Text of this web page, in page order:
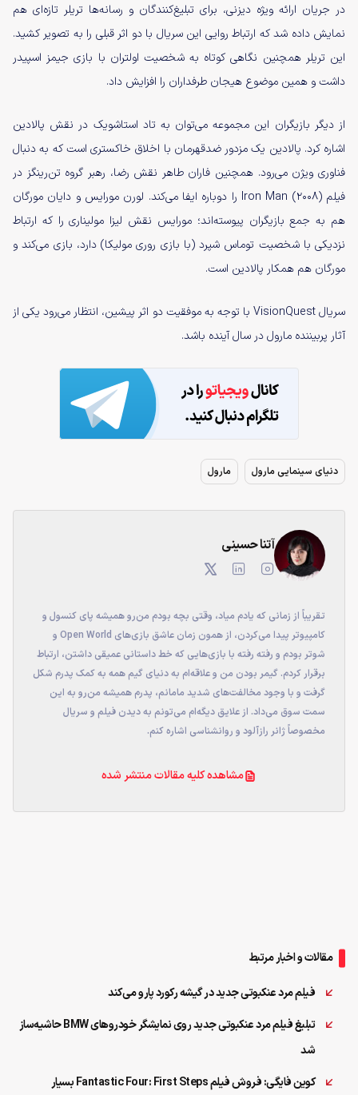
در جریان ارائه ویژه دیزنی، برای تبلیغ‌کنندگان و رسانه‌ها تریلر تازه‌ای هم
نمایش داده شد که ارتباط روایی این سریال با دو اثر قبلی را به تصویر کشید.
این تریلر همچنین نگاهی کوتاه به شخصیت اولتران با بازی جیمز اسپیدر
داشت و همین موضوع هیجان طرفداران را افزایش داد.
از دیگر بازیگران این مجموعه می‌توان به تاد استاشویک در نقش پالادین
اشاره کرد. پالادین یک مزدور ضدقهرمان با اخلاق خاکستری است که به دنبال
فناوری ویژن می‌رود. همچنین فاران طاهر نقش رضا، رهبر گروه تن‌رینگز در
فیلم Iron Man (۲۰۰۸) را دوباره ایفا می‌کند. لورن مورایس و دایان مورگان
هم به جمع بازیگران پیوسته‌اند؛ مورایس نقش لیزا مولیناری را که ارتباط
نزدیکی با شخصیت توماس شپرد (با بازی روری مولیکا) دارد، بازی می‌کند و
مورگان هم همکار پالادین است.
سریال VisionQuest با توجه به موفقیت دو اثر پیشین، انتظار می‌رود یکی از
آثار پربیننده مارول در سال آینده باشد.
دنیای سینمایی مارول مارول
آتنا حسینی
تقریباً از زمانی که یادم میاد، وقتی بچه بودم من‌رو همیشه پای کنسول و
کامپیوتر پیدا می‌کردن، از همون زمان عاشق بازی‌های Open World و
شوتر بودم و رفته رفته با بازی‌هایی که خط داستانی عمیقی داشتن، ارتباط
برقرار کردم. گیمر بودن من و علاقه‌ام به دنیای گیم همه به کمک پدرم شکل
گرفت و با وجود مخالفت‌های شدید مامانم، پدرم همیشه من‌رو به این
سمت سوق می‌داد. از علایق دیگه‌ام می‌تونم به دیدن فیلم و سریال
مخصوصاً ژانر رازآلود و روانشناسی اشاره کنم.
مشاهده کلیه مقالات منتشر شده
مقالات و اخبار مرتبط
فیلم مرد عنکبوتی جدید در گیشه رکورد پارو می‌کند
تبلیغ فیلم مرد عنکبوتی جدید روی نمایشگر خودروهای BMW حاشیه‌ساز
شد
کوین فایگی: فروش فیلم Fantastic Four: First Steps بسیار